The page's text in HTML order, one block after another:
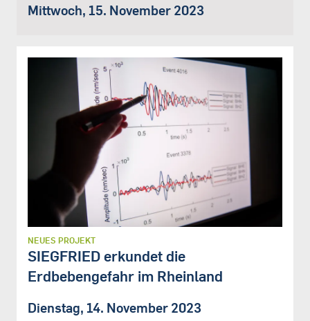
Mittwoch, 15. November 2023
NEUES PROJEKT
SIEGFRIED erkundet die
Erdbebengefahr im Rheinland
Dienstag, 14. November 2023